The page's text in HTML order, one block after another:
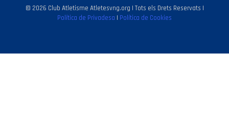
© 2026 Club Atletisme Atletesvng.org | Tots els Drets Reservats |
Política de Privadesa | Política de Cookies